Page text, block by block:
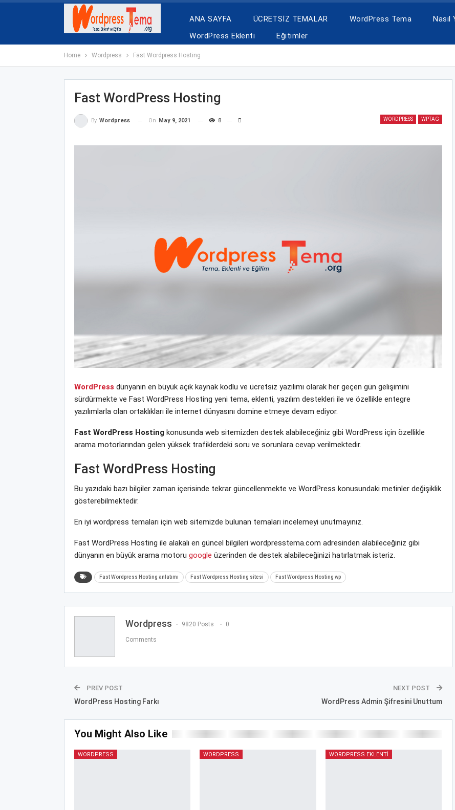
ANA SAYFA ÜCRETSİZ TEMALAR WordPress Tema Nasıl
WordPress Eklenti
Eğitimler
Home Wordpress Fast Wordpress Hosting
Fast WordPress Hosting
WORDPRESS WPTAG
By Wordpress On May 9, 2021 8
WordPress dünyanın en büyük açık kaynak kodlu ve ücretsiz yazılımı olarak her geçen gün gelişimini
sürdürmekte ve Fast WordPress Hosting yeni tema, eklenti, yazılım destekleri ile ve özellikle entegre
yazılımlarla olan ortaklıkları ile internet dünyasını domine etmeye devam ediyor.
Fast WordPress Hostingkonusunda web sitemizden destek alabileceğiniz gibi WordPress için özellikle
arama motorlarından gelen yüksek trafiklerdeki soru ve sorunlara cevap verilmektedir.
Fast WordPress Hosting
Bu yazıdaki bazı bilgiler zaman içerisinde tekrar güncellenmekte ve WordPress konusundaki metinler değişiklik
gösterebilmektedir.
En iyi wordpress temaları için web sitemizde bulunan temaları incelemeyi unutmayınız.
Fast WordPress Hosting ile alakalı en güncel bilgileri wordpresstema.com adresinden alabileceğiniz gibi
dünyanın en büyük arama motoru google üzerinden de destek alabileceğinizi hatırlatmak isteriz.
Fast Wordpress Hosting anlatımı Fast Wordpress Hosting sitesi Fast Wordpress Hosting wp
Wordpress 9820 Posts 0
Comments
PREV POST
WordPress Hosting Farkı
NEXT POST
WordPress Admin Şifresini Unuttum
You Might Also Like
WORDPRESS WORDPRESS WORDPRESS EKLENTI